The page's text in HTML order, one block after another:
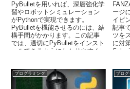
PyBulletを用いれば、深層強化学
習やロボットシミュレーション
がPythonで実現できます。
PyBulletを機能させるのには、結
構手間がかかります。この記事
では、適切にPyBulletをインスト
ールできるようにわかりやすく
ージ
イピ
記事
ツを
に対
ック
なり
プログラミング プログ